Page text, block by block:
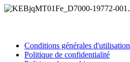
Conditions générales d'utilisation
Politique de confidentialité